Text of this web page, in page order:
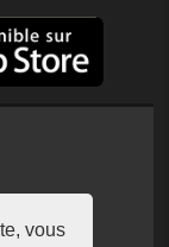
vous